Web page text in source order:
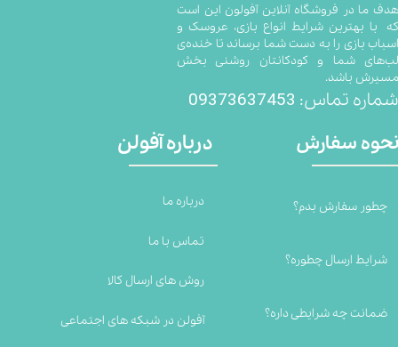
ما در فروشگاه آنلاین آفولون این است
با بهترین شرایط انواع بازی، عروسک و
بازی را به دست شما برساند تا خنده‌ی
شما و کودکانتان روشنی بخش
باشد.
تماس: 09373637453
سفارش
چطور سفارش بدم؟
شرایط ارسال چطوره؟
ضمانت چه شرایطی داره؟
درباره آفولن
درباره ما
تماس با ما
روش های ارسال کالا
آفولن در شبکه های اجتماعی